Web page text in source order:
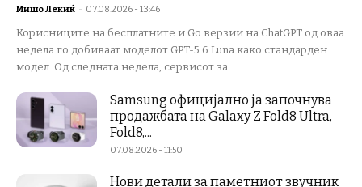
Мишо Лекиќ - 07.08.2026 - 13:46
Корисниците на бесплатните и Go верзии на ChatGPT од оваа
недела го добиваат моделот GPT-5.6 Luna како стандарден
модел. Од следната недела, сервисот за...
Samsung официјално ја започнува
продажбата на Galaxy Z Fold8 Ultra,
Fold8,...
07.08.2026 - 11:50
Нови детали за паметниот звучник